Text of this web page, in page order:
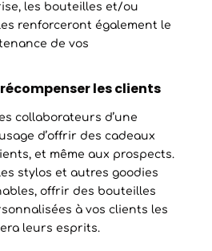
les bouteilles et/ou
renforceront également le
de vos
les clients
collaborateurs d’une
d’offrir des cadeaux
et même aux prospects.
stylos et autres goodies
offrir des bouteilles
à vos clients les
leurs esprits.